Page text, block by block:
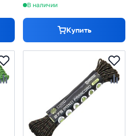
В наличии
Купить